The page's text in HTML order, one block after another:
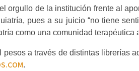
orgullo de la institución frente al
pues a su juicio “no tiene
como una comunidad terapéutica
a través de distintas librerías
.